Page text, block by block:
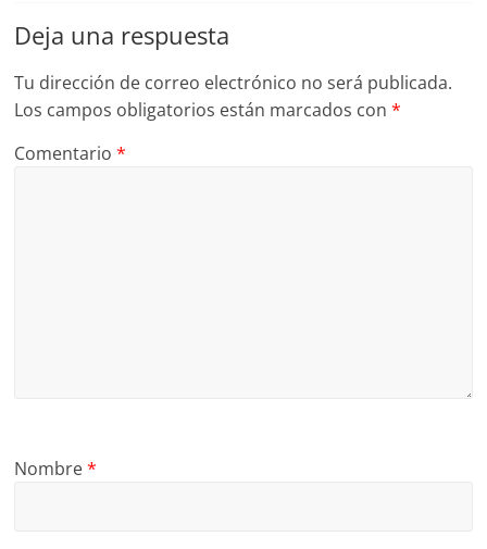
Deja una respuesta
Tu dirección de correo electrónico no será publicada.
Los campos obligatorios están marcados con*
Comentario*
Nombre*